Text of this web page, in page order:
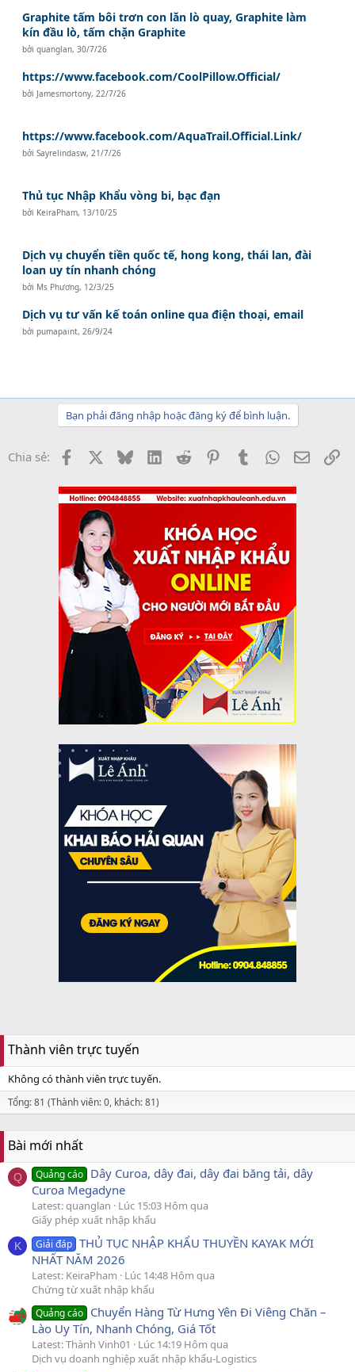
Graphite tấm bôi trơn con lăn lò quay, Graphite làm
kín đầu lò, tấm chặn Graphite
bởiquanglan,30/7/26
https://www.facebook.com/CoolPillow.Official/
bởi Jamesmortony,22/7/26
https://www.facebook.com/AquaTrail.Official.Link/
bởiSayrelindasw,21/7/26
Thủ tục Nhập Khẩu vòng bi, bạc đạn
bởi KeiraPham, 13/10/25
Dịch vụ chuyển tiền quốc tế, hong kong, thái lan, đài
loan uy tín nhanh chóng
bởi Ms Phương, 12/3/25
Dịch vụ tư vấn kế toán online qua điện thoại, email
bởipumapaint,26/9/24
Bạn phải đăng nhập hoặc đăng ký để bình luận.
Chia sẻ: Facebook BlueskyLinkedInReddit PinterestTumblrWhatsApp
Email
Thành viên trực tuyến
Không có thành viên trực tuyến.
Tổng: 81 (Thành viên: 0, khách: 81)
Bài mới nhất
Q Quảng cáo Dây Curoa, dây đai, dây đai băng tải, dây
Curoa Megadyne
Latest: quanglan
Lúc 15:03 Hôm qua
Giấy phép xuất nhập khẩu
K Giải đáp THỦ TỤC NHẬP KHẨU THUYỀN KAYAK MỚI
NHẤT NĂM 2026
Latest: KeiraPham
Lúc 14:48 Hôm qua
Chứng từ xuất nhập khẩu
Quảng cáo Chuyển Hàng Từ Hưng Yên Đi Viêng Chăn –
Lào Uy Tín, Nhanh Chóng, Giá Tốt
Latest: Thành Vinh01
Lúc 14:19 Hôm qua
Dịch vụ doanh nghiệp xuất nhập khẩu-Logistics